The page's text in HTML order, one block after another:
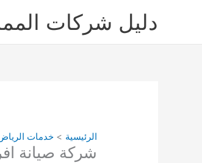
دليل شركات
الرئيسية خدمات
شركة صيانة افران بالمجمعة